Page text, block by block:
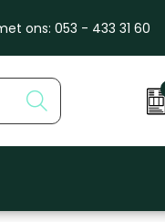
ons: 053 - 433 31 60